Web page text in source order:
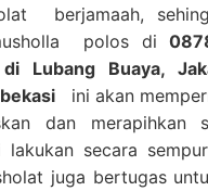
berjamaah,
polos di
Lubang Buaya,
ini akan
dan merapihkan
secara
juga bertugas